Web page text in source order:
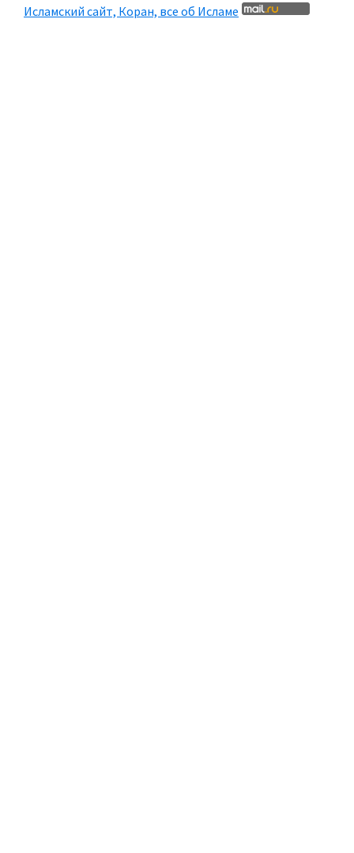
Исламский сайт, Коран, все об Исламе